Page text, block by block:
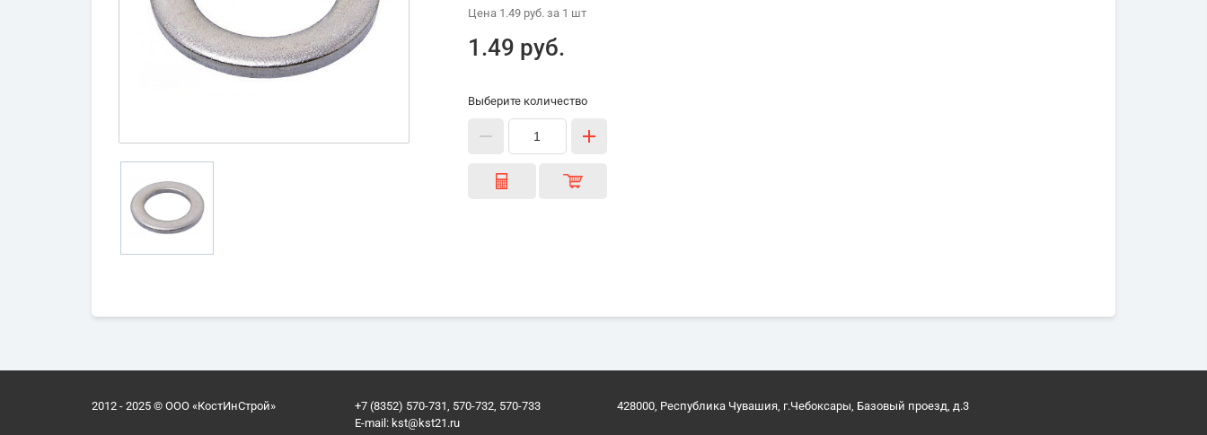
Цена 1.49 руб.за 1 шт
1.49 руб.
Выберите количество
2012 - 2025 © ООО «КостИнСтрой»
+7 (8352) 570-731, 570-732, 570-733
E-mail: kst@kst21.ru
428000, Республика Чувашия, г.Чебоксары, Базовый проезд, д.3